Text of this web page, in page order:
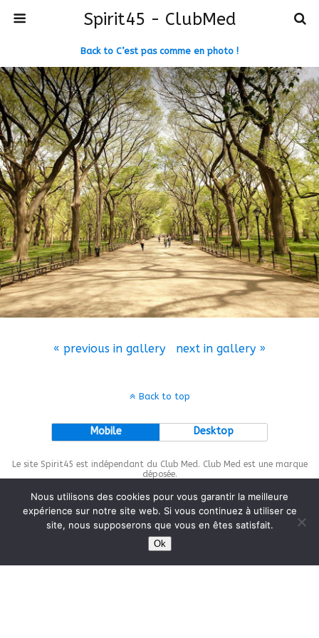
Spirit45 - ClubMed
Back to C’est pas comme en photo !
« previous in gallery next in gallery »
Back to top
Mobile Desktop
Le site Spirit45 est indépendant du Club Med. Club Med est une marque
déposée.
This site is protected bywp-copyrightpro.com
Nous utilisons des cookies pour vous garantir la meilleure
expérience sur notre site web. Si vous continuez à utiliser ce
site, nous supposerons que vous en êtes satisfait.
Ok